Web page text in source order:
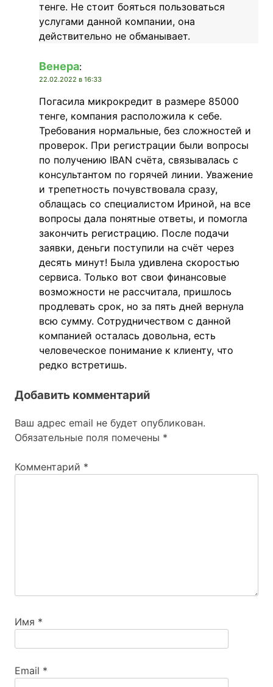
тенге. Не стоит бояться пользоваться
услугами данной компании, она
действительно не обманывает.
Венера:
22.02.2022 в 16:33
Погасила микрокредит в размере 85000
тенге, компания расположила к себе.
Требования нормальные, без сложностей и
проверок. При регистрации были вопросы
по получению IBAN счёта, связывалась с
консультантом по горячей линии. Уважение
и трепетность почувствовала сразу,
облащась со специалистом Ириной, на все
вопросы дала понятные ответы, и помогла
закончить регистрацию. После подачи
заявки, деньги поступили на счёт через
десять минут! Была удивлена скоростью
сервиса. Только вот свои финансовые
возможности не рассчитала, пришлось
продлевать срок, но за пять дней вернула
всю сумму. Сотрудничеством с данной
компанией осталась довольна, есть
человеческое понимание к клиенту, что
редко встретишь.
Добавить комментарий
Ваш адрес email не будет опубликован.
Обязательные поля помечены *
Комментарий *
Имя *
Email *